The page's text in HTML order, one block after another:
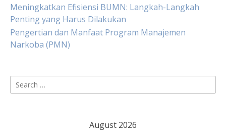
Meningkatkan Efisiensi BUMN: Langkah-Langkah
Penting yang Harus Dilakukan
Pengertian dan Manfaat Program Manajemen
Narkoba (PMN)
Search
for:
August 2026